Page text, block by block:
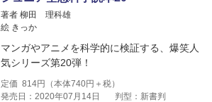
著者 柳田 理科雄
絵 きっか
マンガやアニメを科学的に検証する、爆笑人
気シリーズ第20弾！
定価 814円（本体740円＋税）
発売日：2020年07月14日
判型：新書判